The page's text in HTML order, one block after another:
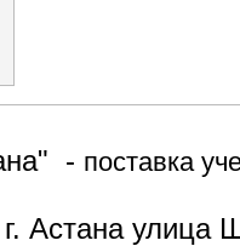
- поставка
Астана